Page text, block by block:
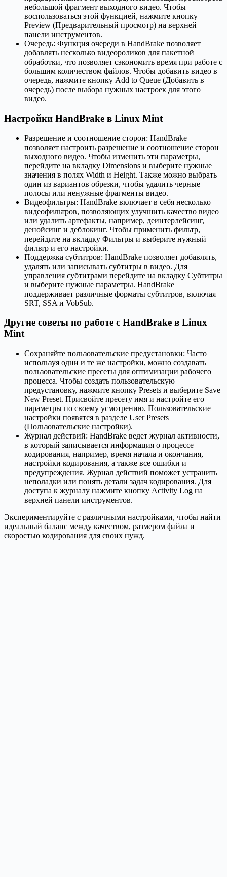
небольшой фрагмент выходного видео. Чтобы
воспользоваться этой функцией, нажмите кнопку
Preview (Предварительный просмотр) на верхней
панели инструментов.
Очередь: Функция очереди в HandBrake позволяет
добавлять несколько видеороликов для пакетной
обработки, что позволяет сэкономить время при работе с
большим количеством файлов. Чтобы добавить видео в
очередь, нажмите кнопку Add to Queue (Добавить в
очередь) после выбора нужных настроек для этого
видео.
Настройки HandBrake в Linux Mint
Разрешение и соотношение сторон: HandBrake
позволяет настроить разрешение и соотношение сторон
выходного видео. Чтобы изменить эти параметры,
перейдите на вкладку Dimensions и выберите нужные
значения в полях Width и Height. Также можно выбрать
один из вариантов обрезки, чтобы удалить черные
полосы или ненужные фрагменты видео.
Видеофильтры: HandBrake включает в себя несколько
видеофильтров, позволяющих улучшить качество видео
или удалить артефакты, например, деинтерлейсинг,
денойсинг и деблокинг. Чтобы применить фильтр,
перейдите на вкладку Фильтры и выберите нужный
фильтр и его настройки.
Поддержка субтитров: HandBrake позволяет добавлять,
удалять или записывать субтитры в видео. Для
управления субтитрами перейдите на вкладку Субтитры
и выберите нужные параметры. HandBrake
поддерживает различные форматы субтитров, включая
SRT, SSA и VobSub.
Другие советы по работе с HandBrake в Linux
Mint
Сохраняйте пользовательские предустановки: Часто
используя одни и те же настройки, можно создавать
пользовательские пресеты для оптимизации рабочего
процесса. Чтобы создать пользовательскую
предустановку, нажмите кнопку Presets и выберите Save
New Preset. Присвойте пресету имя и настройте его
параметры по своему усмотрению. Пользовательские
настройки появятся в разделе User Presets
(Пользовательские настройки).
Журнал действий: HandBrake ведет журнал активности,
в который записывается информация о процессе
кодирования, например, время начала и окончания,
настройки кодирования, а также все ошибки и
предупреждения. Журнал действий поможет устранить
неполадки или понять детали задач кодирования. Для
доступа к журналу нажмите кнопку Activity Log на
верхней панели инструментов.
Экспериментируйте с различными настройками, чтобы найти
идеальный баланс между качеством, размером файла и
скоростью кодирования для своих нужд.